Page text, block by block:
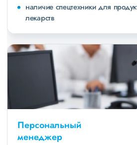
наличие спецтехники для
лекарств
Персональный
менеджер